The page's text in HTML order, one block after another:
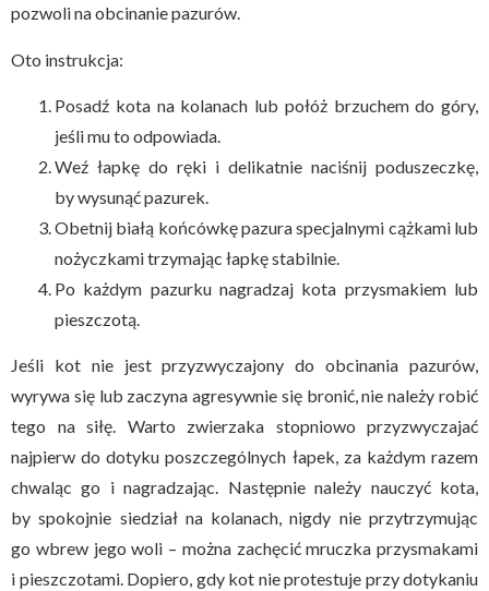
pozwoli na obcinanie pazurów.
Oto instrukcja:
Posadź kota na kolanach lub połóż brzuchem do góry,
jeśli mu to odpowiada.
Weź łapkę do ręki i delikatnie naciśnij poduszeczkę,
by wysunąć pazurek.
Obetnij białą końcówkę pazura specjalnymi cążkami lub
nożyczkami trzymając łapkę stabilnie.
Po każdym pazurku nagradzaj kota przysmakiem lub
pieszczotą.
Jeśli kot nie jest przyzwyczajony do obcinania pazurów,
wyrywa się lub zaczyna agresywnie się bronić, nie należy robić
tego na siłę. Warto zwierzaka stopniowo przyzwyczajać
najpierw do dotyku poszczególnych łapek, za każdym razem
chwaląc go i nagradzając. Następnie należy nauczyć kota,
by spokojnie siedział na kolanach, nigdy nie przytrzymując
go wbrew jego woli – można zachęcić mruczka przysmakami
i pieszczotami. Dopiero, gdy kot nie protestuje przy dotykaniu